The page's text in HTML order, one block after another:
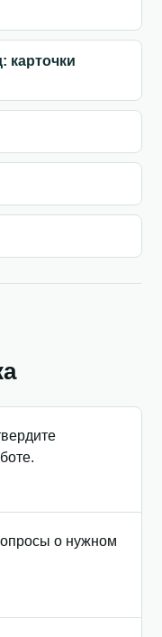
карточки
о нужном